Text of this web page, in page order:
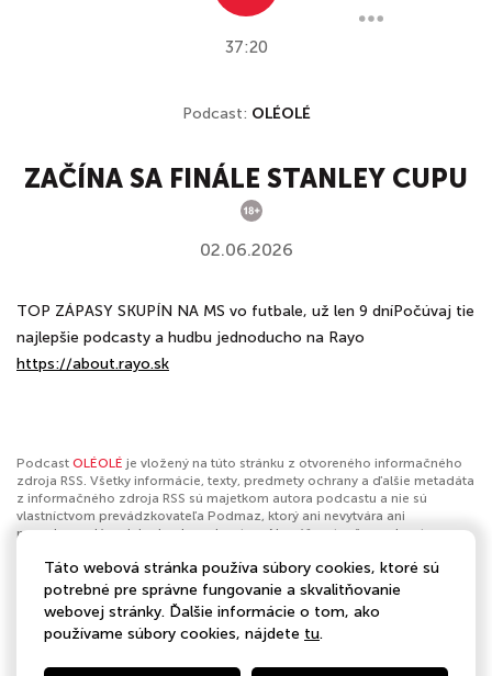
37:20
Podcast: OLÉOLÉ
ZAČÍNA SA FINÁLE STANLEY CUPU
02.06.2026
TOP ZÁPASY SKUPÍN NA MS vo futbale, už len 9 dníPočúvaj tie
najlepšie podcasty a hudbu jednoducho na Rayo
https://about.rayo.sk
Podcast OLÉOLÉ je vložený na túto stránku z otvoreného informačného
zdroja RSS. Všetky informácie, texty, predmety ochrany a ďalšie metadáta
z informačného zdroja RSS sú majetkom autora podcastu a nie sú
vlastníctvom prevádzkovateľa Podmaz, ktorý ani nevytvára ani
nezodpovedá za ich obsah podcastov. Ak máš za to, že podcast
obsah. Ak je toto tvoj podcast a chceš získať kontrolu nad týmto profilom
klikni sem.
Autor:BAUER MEDIA Slovakia
Táto webová stránka používa súbory cookies, ktoré sú
potrebné pre správne fungovanie a skvalitňovanie
webovej stránky. Ďalšie informácie o tom, ako
používame súbory cookies, nájdete tu.